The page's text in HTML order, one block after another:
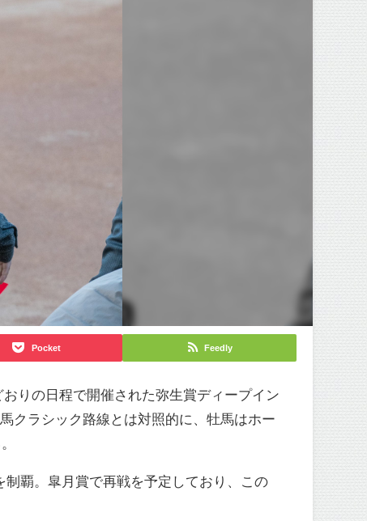
Pocket Feedly
りの日程で開催された弥生賞ディープイン
クラシック路線とは対照的に、牡馬はホー
覇。皐月賞で再戦を予定しており、この